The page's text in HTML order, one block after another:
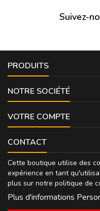
Suivez-
PRODUITS
NOTRE SOCIÉTÉ
VOTRE COMPTE
CONTACT
Cette boutique utilise des
expérience en tant
plus sur notre politique de
Plus d'informations